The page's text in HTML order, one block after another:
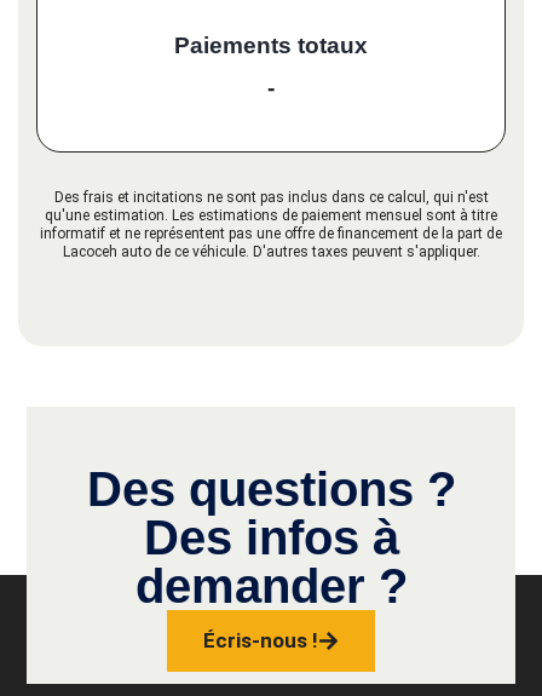
Paiements totaux
-
Des frais et incitations ne sont pas inclus dans ce calcul, qui n'est
qu'une estimation. Les estimations de paiement mensuel sont à titre
informatif et ne représentent pas une offre de financement de la part de
Lacoceh auto de ce véhicule. D'autres taxes peuvent s'appliquer.
Des questions ?
Des infos à
demander ?
Écris-nous !